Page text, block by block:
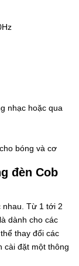
nhạc hoặc qua
bóng và cơ
đèn Cob
nhau. Từ 1 tới 2
dành cho các
thay đổi các
cài đặt một thông